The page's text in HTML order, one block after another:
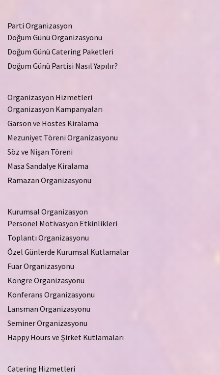
Parti Organizasyon
Doğum Günü Organizasyonu
Doğum Günü Catering Paketleri
Doğum Günü Partisi Nasıl Yapılır?
Organizasyon Hizmetleri
Organizasyon Kampanyaları
Garson ve Hostes Kiralama
Mezuniyet Töreni Organizasyonu
Söz ve Nişan Töreni
Masa Sandalye Kiralama
Ramazan Organizasyonu
Kurumsal Organizasyon
Personel Motivasyon Etkinlikleri
Toplantı Organizasyonu
Özel Günlerde Kurumsal Kutlamalar
Fuar Organizasyonu
Kongre Organizasyonu
Konferans Organizasyonu
Lansman Organizasyonu
Seminer Organizasyonu
Happy Hours ve Şirket Kutlamaları
Catering Hizmetleri